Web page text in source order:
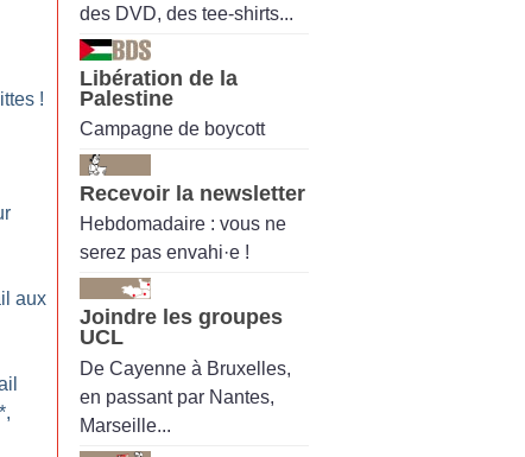
!
aux
des DVD, des tee-shirts...
Libération de la
Palestine
Campagne de boycott
Recevoir la newsletter
Hebdomadaire : vous ne
serez pas envahi·e !
Joindre les groupes
UCL
De Cayenne à Bruxelles,
en passant par Nantes,
Marseille...